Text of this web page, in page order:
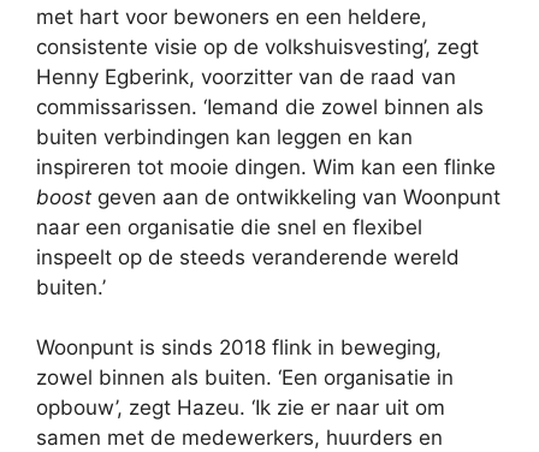
met hart voor bewoners en een heldere,
consistente visie op de volkshuisvesting’, zegt
Henny Egberink, voorzitter van de raad van
commissarissen. ‘Iemand die zowel binnen als
buiten verbindingen kan leggen en kan
inspireren tot mooie dingen. Wim kan een flinke
boost geven aan de ontwikkeling van Woonpunt
naar een organisatie die snel en flexibel
inspeelt op de steeds veranderende wereld
buiten.’
Woonpunt is sinds 2018 flink in beweging,
zowel binnen als buiten. ‘Een organisatie in
opbouw’, zegt Hazeu. ‘Ik zie er naar uit om
samen met de medewerkers, huurders en